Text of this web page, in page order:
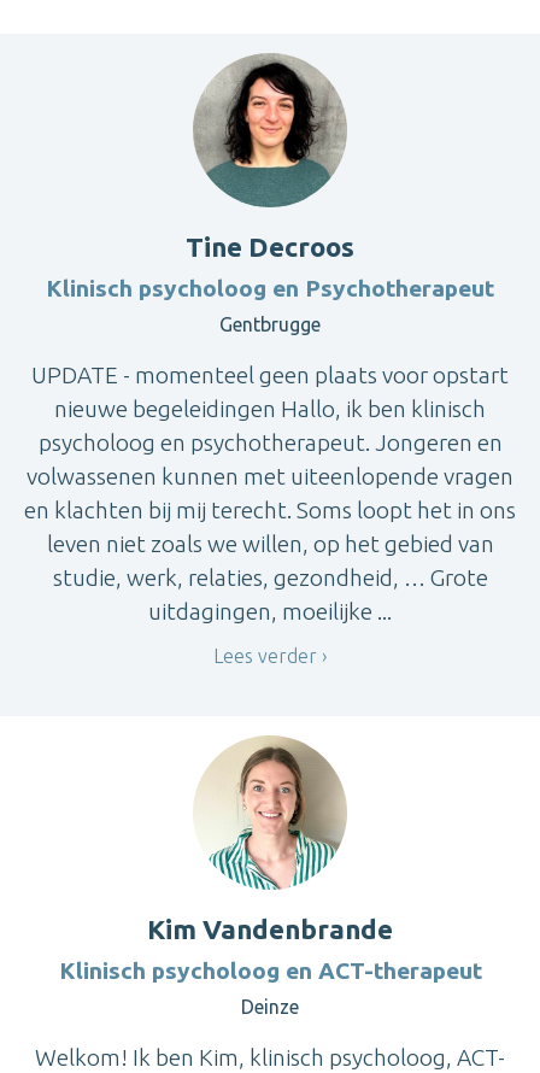
Tine Decroos
Klinisch psycholoog en Psychotherapeut
Gentbrugge
UPDATE - momenteel geen plaats voor opstart
nieuwe begeleidingen Hallo, ik ben klinisch
psycholoog en psychotherapeut. Jongeren en
volwassenen kunnen met uiteenlopende vragen
en klachten bij mij terecht. Soms loopt het in ons
leven niet zoals we willen, op het gebied van
studie, werk, relaties, gezondheid, … Grote
uitdagingen, moeilijke ...
Lees verder
Kim Vandenbrande
Klinisch psycholoog en ACT-therapeut
Deinze
Welkom! Ik ben Kim, klinisch psycholoog, ACT-